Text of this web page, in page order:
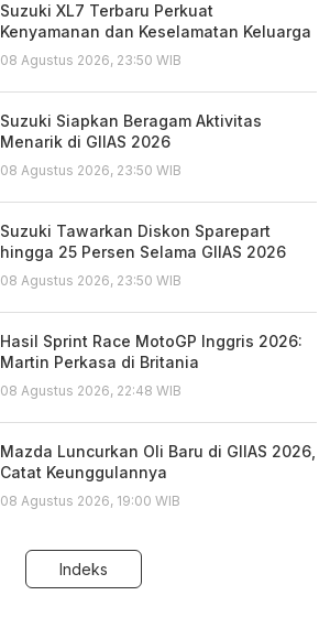
Suzuki XL7 Terbaru Perkuat
Kenyamanan dan Keselamatan Keluarga
08 Agustus 2026, 23:50 WIB
Suzuki Siapkan Beragam Aktivitas
Menarik di GIIAS 2026
08 Agustus 2026, 23:50 WIB
Suzuki Tawarkan Diskon Sparepart
hingga 25 Persen Selama GIIAS 2026
08 Agustus 2026, 23:50 WIB
Hasil Sprint Race MotoGP Inggris 2026:
Martin Perkasa di Britania
08 Agustus 2026, 22:48 WIB
Mazda Luncurkan Oli Baru di GIIAS 2026,
Catat Keunggulannya
08 Agustus 2026, 19:00 WIB
Indeks